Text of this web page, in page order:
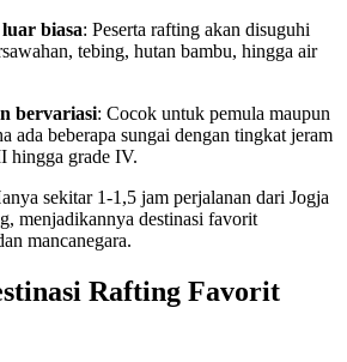
biasa: Peserta rafting akan disuguhi
tebing, hutan bambu, hingga air
bervariasi: Cocok untuk pemula maupun
ada beberapa sungai dengan tingkat jeram
hingga grade IV.
sekitar 1-1,5 jam perjalanan dari Jogja
menjadikannya destinasi favorit
mancanegara.
Rafting Favorit